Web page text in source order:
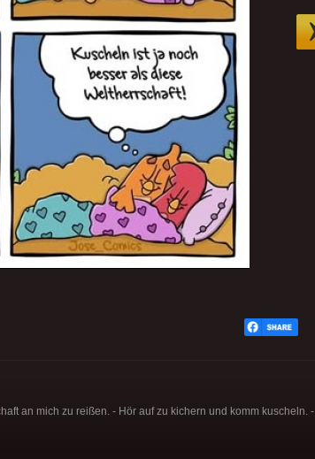
an mich zu reißen. - Hör auf zu kichern und komm kuscheln. -